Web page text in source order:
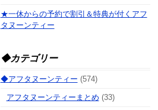
★一休からの予約で割引＆特典が付くアフ
タヌーンティー
◆カテゴリー
◆アフタヌーンティー (574)
アフタヌーンティーまとめ (33)